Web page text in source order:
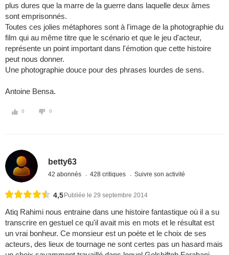
plus dures que la marre de la guerre dans laquelle deux âmes
sont emprisonnés.
Toutes ces jolies métaphores sont à l'image de la photographie du
film qui au même titre que le scénario et que le jeu d'acteur,
représente un point important dans l'émotion que cette histoire
peut nous donner.
Une photographie douce pour des phrases lourdes de sens.
Antoine Bensa.
0 0
betty63
42 abonnés 428 critiques Suivre son activité
4,5 Publiée le 29 septembre 2014
Atiq Rahimi nous entraine dans une histoire fantastique où il a su
transcrire en gestuel ce qu'il avait mis en mots et le résultat est
un vrai bonheur. Ce monsieur est un poète et le choix de ses
acteurs, des lieux de tournage ne sont certes pas un hasard mais